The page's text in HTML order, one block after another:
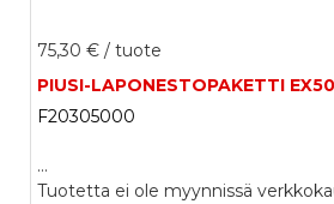
75,30 € / tuote
PIUSI-LAPONESTOPAKETTI
F20305000
...
Tuotetta ei ole myynnissä